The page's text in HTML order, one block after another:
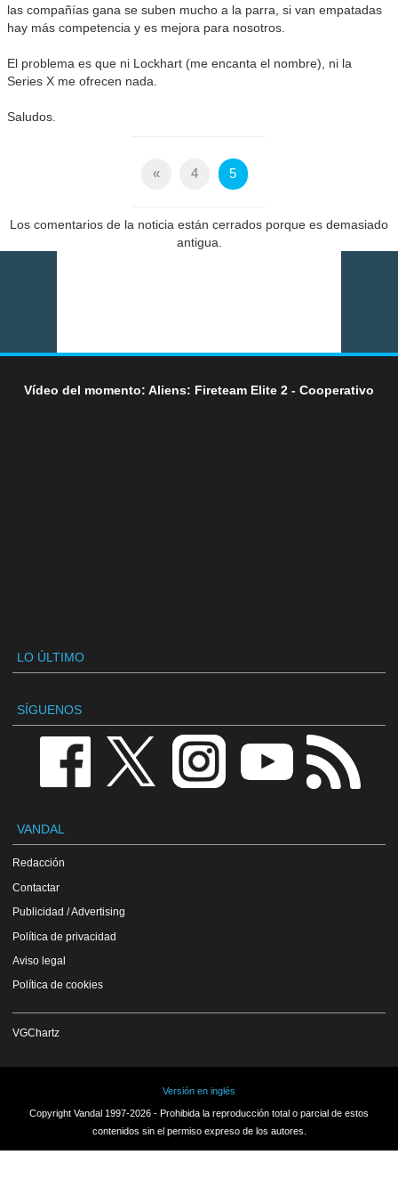
las compañías gana se suben mucho a la parra, si van empatadas
hay más competencia y es mejora para nosotros.
El problema es que ni Lockhart (me encanta el nombre), ni la
Series X me ofrecen nada.
Saludos.
« 4 5
Los comentarios de la noticia están cerrados porque es demasiado
antigua.
Vídeo del momento: Aliens: Fireteam Elite 2 - Cooperativo
LO ÚLTIMO
SÍGUENOS
VANDAL
Redacción
Contactar
Publicidad / Advertising
Política de privacidad
Aviso legal
Política de cookies
VGChartz
Versión en inglés
Copyright Vandal 1997-2026 - Prohibida la reproducción total o parcial de estos
contenidos sin el permiso expreso de los autores.